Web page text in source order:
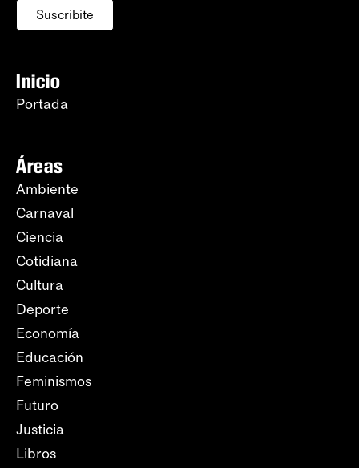
Suscribite
Inicio
Portada
Áreas
Ambiente
Carnaval
Ciencia
Cotidiana
Cultura
Deporte
Economía
Educación
Feminismos
Futuro
Justicia
Libros